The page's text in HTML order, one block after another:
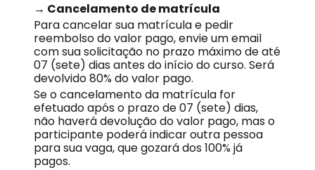
→ Cancelamento de matrícula
Para cancelar sua matrícula e pedir
reembolso do valor pago, envie um email
com sua solicitação no prazo máximo de até
07 (sete) dias antes do início do curso. Será
devolvido 80% do valor pago.
Se o cancelamento da matrícula for
efetuado após o prazo de 07 (sete) dias,
não haverá devolução do valor pago, mas o
participante poderá indicar outra pessoa
para sua vaga, que gozará dos 100% já
pagos.